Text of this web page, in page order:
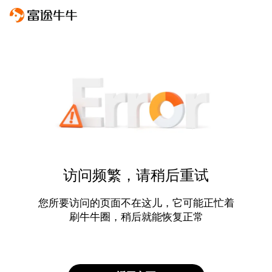
访问频繁，请稍后重试
您所要访问的页面不在这儿，它可能正忙着
刷牛牛圈，稍后就能恢复正常